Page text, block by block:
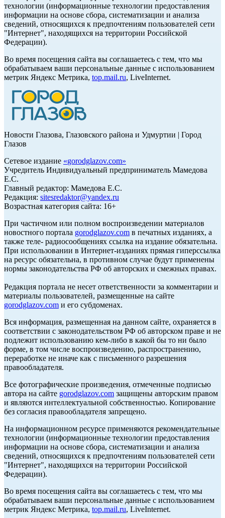
технологии (информационные технологии предоставления
информации на основе сбора, систематизации и анализа
сведений, относящихся к предпочтениям пользователей сети
"Интернет", находящихся на территории Российской
Федерации).
Во время посещения сайта вы соглашаетесь с тем, что мы
обрабатываем ваши персональные данные с использованием
метрик Яндекс Метрика, top.mail.ru, LiveInternet.
Новости Глазова, Глазовского района и Удмуртии | Город
Глазов
Сетевое издание «gorodglazov.com»
Учредитель Индивидуальный предприниматель Мамедова
Е.С.
Главный редактор: Мамедова Е.С.
Редакция: sitesredaktor@yandex.ru
Возрастная категория сайта: 16+
При частичном или полном воспроизведении материалов
новостного портала gorodglazov.com в печатных изданиях, а
также теле- радиосообщениях ссылка на издание обязательна.
При использовании в Интернет-изданиях прямая гиперссылка
на ресурс обязательна, в противном случае будут применены
нормы законодательства РФ об авторских и смежных правах.
Редакция портала не несет ответственности за комментарии и
материалы пользователей, размещенные на сайте
gorodglazov.com и его субдоменах.
Вся информация, размещенная на данном сайте, охраняется в
соответствии с законодательством РФ об авторском праве и не
подлежит использованию кем-либо в какой бы то ни было
форме, в том числе воспроизведению, распространению,
переработке не иначе как с письменного разрешения
правообладателя.
Все фотографические произведения, отмеченные подписью
автора на сайте gorodglazov.com защищены авторским правом
и являются интеллектуальной собственностью. Копирование
без согласия правообладателя запрещено.
На информационном ресурсе применяются рекомендательные
технологии (информационные технологии предоставления
информации на основе сбора, систематизации и анализа
сведений, относящихся к предпочтениям пользователей сети
"Интернет", находящихся на территории Российской
Федерации).
Во время посещения сайта вы соглашаетесь с тем, что мы
обрабатываем ваши персональные данные с использованием
метрик Яндекс Метрика, top.mail.ru, LiveInternet.